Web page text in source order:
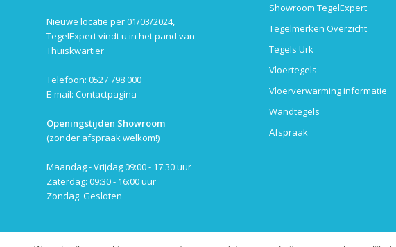
Nieuwe locatie per 01/03/2024,
TegelExpert vindt u in het pand van
Thuiskwartier
Telefoon: 0527 798 000
E-mail: Contactpagina
Openingstijden Showroom
(zonder afspraak welkom!)
Maandag - Vrijdag 09:00 - 17:30 uur
Zaterdag: 09:30 - 16:00 uur
Zondag: Gesloten
Showroom TegelExpert
Tegelmerken Overzicht
Tegels Urk
Vloertegels
Vloerverwarming informatie
Wandtegels
Afspraak